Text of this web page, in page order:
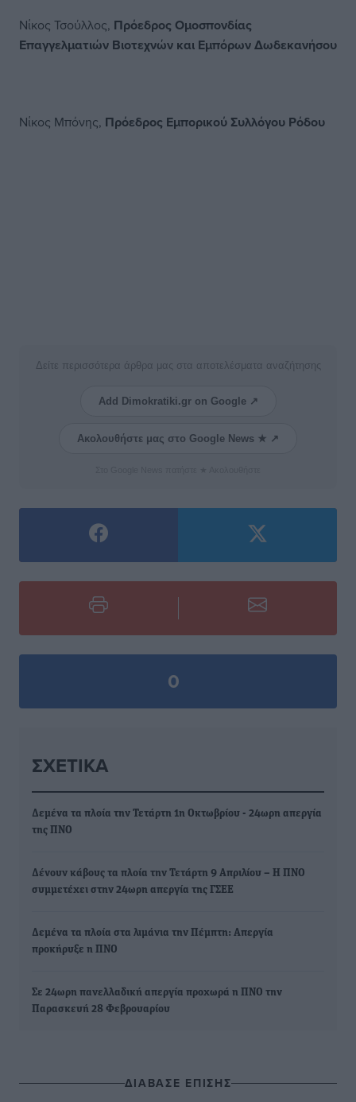
Νίκος Τσούλλος, Πρόεδρος Ομοσπονδίας
Επαγγελματιών Βιοτεχνών και Εμπόρων Δωδεκανήσου
Νίκος Μπόνης, Πρόεδρος Εμπορικού Συλλόγου Ρόδου
Δείτε περισσότερα άρθρα μας στα αποτελέσματα αναζήτησης
Add Dimokratiki.gr on Google ↗
Ακολουθήστε μας στο Google News ★ ↗
0
ΣΧΕΤΙΚΆ
Δεμένα τα πλοία την Τετάρτη 1η Οκτωβρίου - 24ωρη απεργία
της ΠΝΟ
Δένουν κάβους τα πλοία την Τετάρτη 9 Απριλίου – H ΠΝΟ
συμμετέχει στην 24ωρη απεργία της ΓΣΕΕ
Δεμένα τα πλοία στα λιμάνια την Πέμπτη: Απεργία
προκήρυξε η ΠΝΟ
Σε 24ωρη πανελλαδική απεργία προχωρά η ΠΝΟ την
Παρασκευή 28 Φεβρουαρίου
ΔΙΑΒΑΣΕ ΕΠΙΣΗΣ